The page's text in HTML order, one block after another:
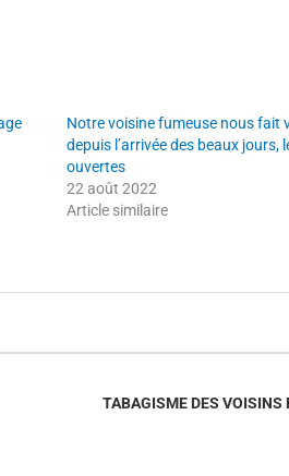
Notre voisine fumeuse nous fait
depuis l’arrivée des beaux jours,
ouvertes
22 août 2022
Article similaire
TABAGISME DES VOISINS